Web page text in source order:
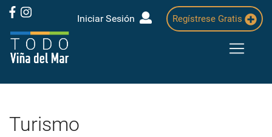
Iniciar Sesión Regístrese Gratis
Turismo